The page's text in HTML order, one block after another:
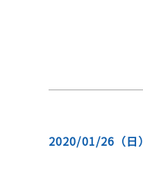
2020/01/26（日）